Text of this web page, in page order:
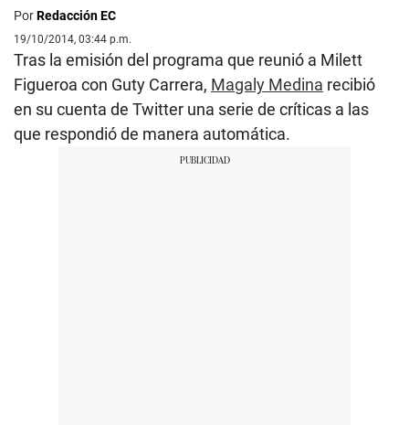
PorRedacción EC
19/10/2014, 03:44 p.m.
Tras la emisión del programa que reunió a Milett
Figueroa con Guty Carrera, Magaly Medina recibió
en su cuenta de Twitter una serie de críticas a las
que respondió de manera automática.